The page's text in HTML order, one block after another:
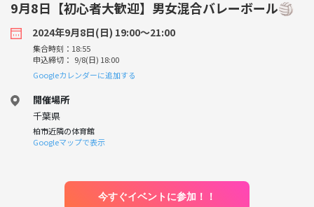
9月8日【初心者大歓迎】男女混合バレーボール🏐
2024年9月8日(日) 19:00〜21:00
集合時刻：18:55
申込締切： 9/8(日) 18:00
Googleカレンダーに追加する
開催場所
千葉県
柏市近隣の体育館
Googleマップで表示
今すぐイベントに参加！！